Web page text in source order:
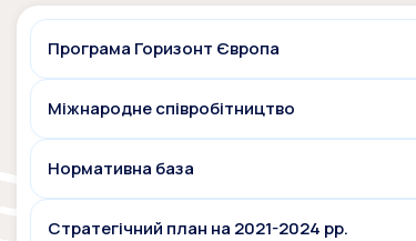
Програма Горизонт Європа
Міжнародне співробітництво
Нормативна база
Стратегічний план на 2021-2024 рр.